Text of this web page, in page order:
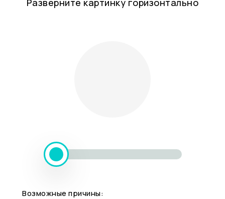
Разверните картинку горизонтально
Возможные причины: